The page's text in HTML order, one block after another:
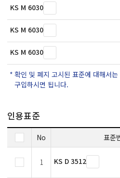
KS M 6030
KS M 6030
KS M 6030
확인 및 폐지 고시된 표준에 대해서
구입하시면 됩니다.
인용표준
No 표준
1 KS D 3512